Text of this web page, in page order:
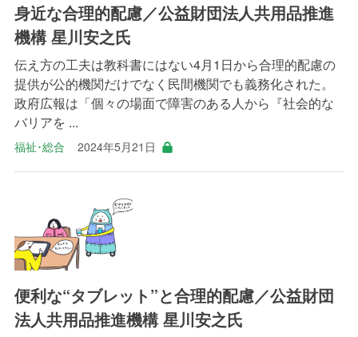
身近な合理的配慮／公益財団法人共用品推進
機構 星川安之氏
伝え方の工夫は教科書にはない4月1日から合理的配慮の
提供が公的機関だけでなく民間機関でも義務化された。
政府広報は「個々の場面で障害のある人から『社会的な
バリアを ...
福祉･総合 2024年5月21日
便利な“タブレット”と合理的配慮／公益財団
法人共用品推進機構 星川安之氏